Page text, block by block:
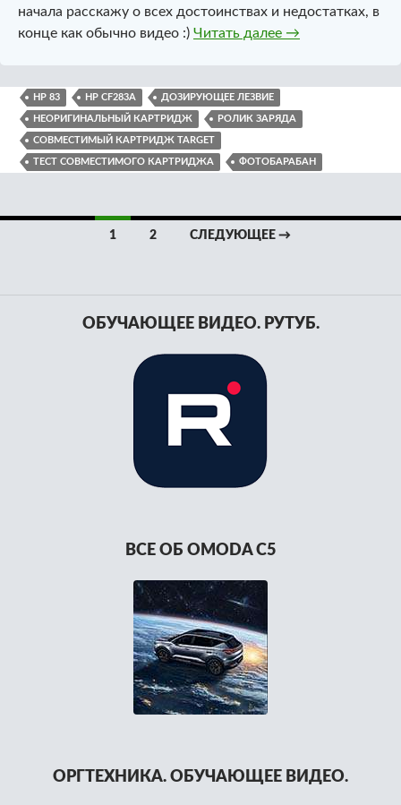
начала расскажу о всех достоинствах и недостатках, в
конце как обычно видео :) Читать далее Совместимый
→
HP 83 HP CF283A ДОЗИРУЮЩЕЕ ЛЕЗВИЕ
НЕОРИГИНАЛЬНЫЙ КАРТРИДЖ РОЛИК ЗАРЯДА
СОВМЕСТИМЫЙ КАРТРИДЖ TARGET
ТЕСТ СОВМЕСТИМОГО КАРТРИДЖА ФОТОБАРАБАН
Навигация
записям
1 2 СЛЕДУЮЩЕЕ →
ОБУЧАЮЩЕЕ ВИДЕО. РУТУБ.
ВСЕ ОБ OMODA C5
ОРГТЕХНИКА. ОБУЧАЮЩЕЕ ВИДЕО.